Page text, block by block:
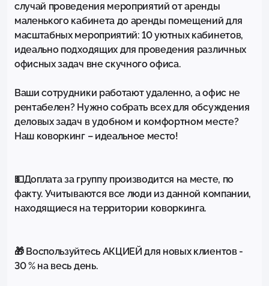
случай проведения мероприятий от аренды
маленького кабинета до аренды помещений для
масштабных мероприятий: 10 уютных кабинетов,
идеально подходящих для проведения различных
офисных задач вне скучного офиса.
Ваши сотрудники работают удаленно, а офис не
рентабелен? Нужно собрать всех для обсуждения
деловых задач в удобном и комфортном месте?
Наш коворкинг – идеальное место!
💵Доплата за группу производится на месте, по
факту. Учитываются все люди из данной компании,
находящиеся на территории коворкинга.
🎁 Воспользуйтесь АКЦИЕЙ для новых клиентов -
30 % на весь день.